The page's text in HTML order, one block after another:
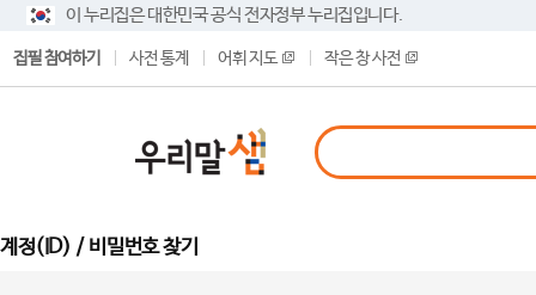
이 누리집은 대한민국 공식 전자정부 누리집입니다.
집필 참여하기 사전 통계 어휘 지도 작은 창 사전
계정(ID) / 비밀번호 찾기